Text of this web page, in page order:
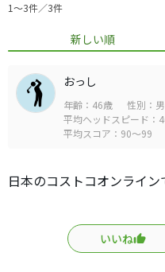
1〜3件／3件
新しい順
おっし
年齢：46歳 性別：
平均ヘッドスピード：
平均スコア：90～99
日本のコストコオンライン
いいね